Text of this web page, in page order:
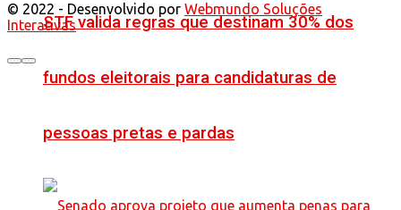
STF valida regras que destinam 30% dos
fundos eleitorais para candidaturas de
pessoas pretas e pardas
© 2022 - Desenvolvido por Webmundo Soluções
Interativas